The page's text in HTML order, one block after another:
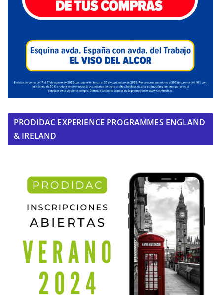
PRODIDAC EXPERIENCE PROGRAMMES ENGLAND
& IRELAND